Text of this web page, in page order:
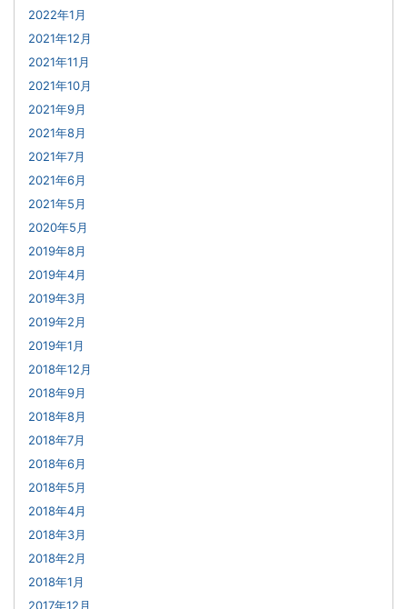
2022年1月
2021年12月
2021年11月
2021年10月
2021年9月
2021年8月
2021年7月
2021年6月
2021年5月
2020年5月
2019年8月
2019年4月
2019年3月
2019年2月
2019年1月
2018年12月
2018年9月
2018年8月
2018年7月
2018年6月
2018年5月
2018年4月
2018年3月
2018年2月
2018年1月
2017年12月